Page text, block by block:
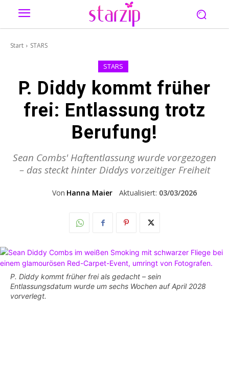
Start STARS
STARS
P. Diddy kommt früher
frei: Entlassung trotz
Berufung!
Sean Combs' Haftentlassung wurde vorgezogen
– das steckt hinter Diddys vorzeitiger Freiheit
Von Hanna Maier Aktualisiert: 03/03/2026
P. Diddy kommt früher frei als gedacht – sein
Entlassungsdatum wurde um sechs Wochen auf April 2028
vorverlegt.